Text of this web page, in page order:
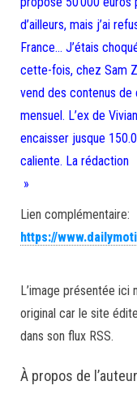
d’ailleurs, mais j’ai
France… J’étais
cette-fois, chez Sam
vend des contenus de
mensuel. L’ex de
encaisser jusque
caliente. La rédaction
»
Lien complémentaire:
https://
L’image présentée ici
original car le site
dans son flux RSS.
À propos de l’auteur